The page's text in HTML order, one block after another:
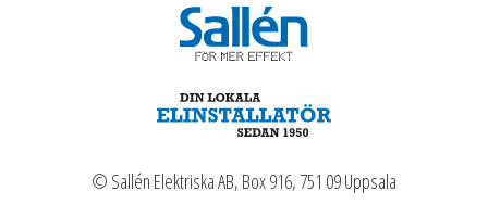
© Sallén Elektriska AB, Box 916, 751 09 Uppsala